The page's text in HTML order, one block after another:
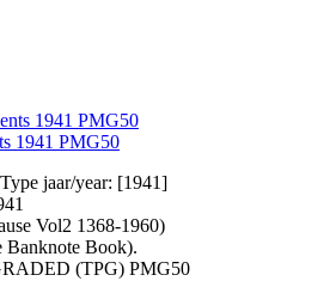
1941 PMG50
jaar/year: [1941]
Vol2 1368-1960)
Banknote Book).
(TPG) PMG50